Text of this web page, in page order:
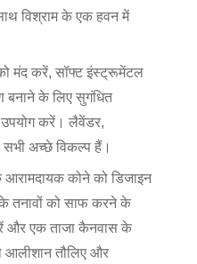
विश्राम के एक हवन में
मंद करें, सॉफ्ट इंस्ट्रूमेंटल
बनाने के लिए सुगंधित
उपयोग करें। लैवेंडर,
अच्छे विकल्प हैं।
आरामदायक कोने को डिजाइन
के तनावों को साफ करने के
और एक ताजा कैनवास के
तौलिए और